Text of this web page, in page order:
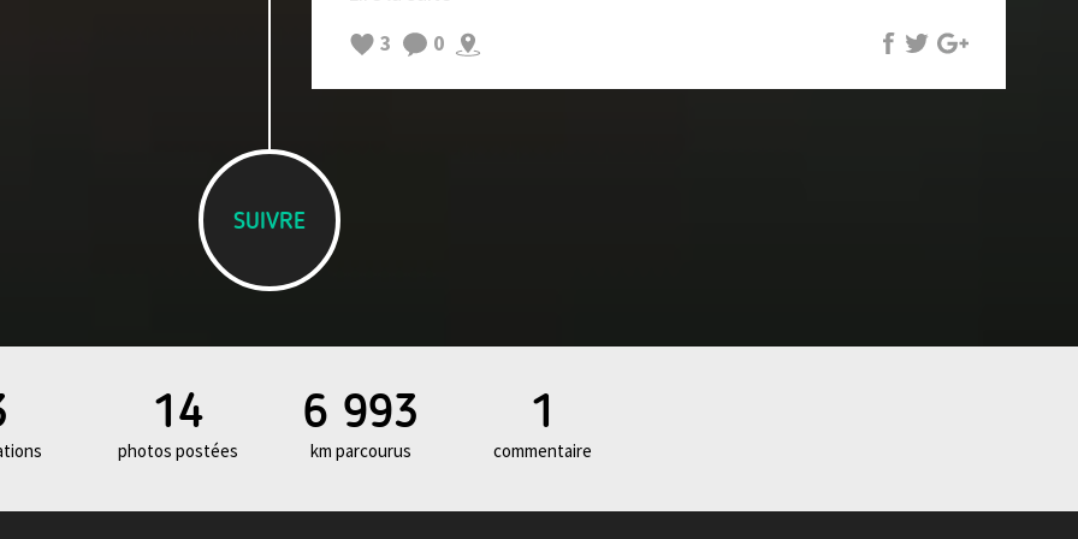
ce soir, apres avoir mangé au resto avec les copains de l'auberge on
a décidé de rentrer en tuktuk. On était 7 et le chauffeur nous a
assuré qu'on allait tous rentrer. C'était vrai. Le fou rire qu'on a eu sur
3
0
SUIVRE
14
photos postées
6 993
km parcourus
1
commentaire